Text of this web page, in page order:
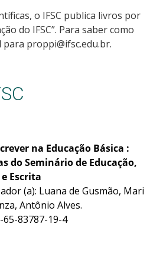
o IFSC publica livros por
do IFSC”. Para saber como
proppi@ifsc.edu.br.
na Educação Básica :
do Seminário de Educação,
Escrita
(a): Luana de Gusmão, Mari
Antônio Alves.
83787-19-4